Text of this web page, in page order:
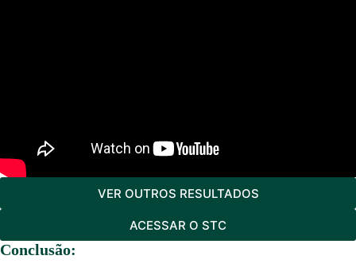
VER OUTROS RESULTADOS
ACESSAR O STC
Conclusão: